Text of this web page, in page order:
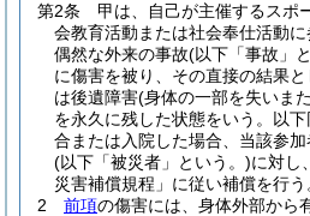
第2条
甲は、自己が主催するスポ
会教育活動または社会奉仕活動
偶然な外来の事故(以下「事故」
に傷害を被り、その直接の結果
は後遺障害(身体の一部を失いま
を永久に残した状態をいう。以
合または入院した場合、当該参
(以下「被災者」という。)に対し
災害補償規程」に従い補償を行う
2
前項の傷害には、身体外部から